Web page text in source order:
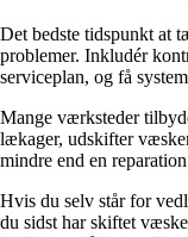
Det bedste tidspunkt at
problemer. Inkludér
serviceplan, og få
Mange værksteder
lækager, udskifter
mindre end en
Hvis du selv står for
du sidst har skiftet